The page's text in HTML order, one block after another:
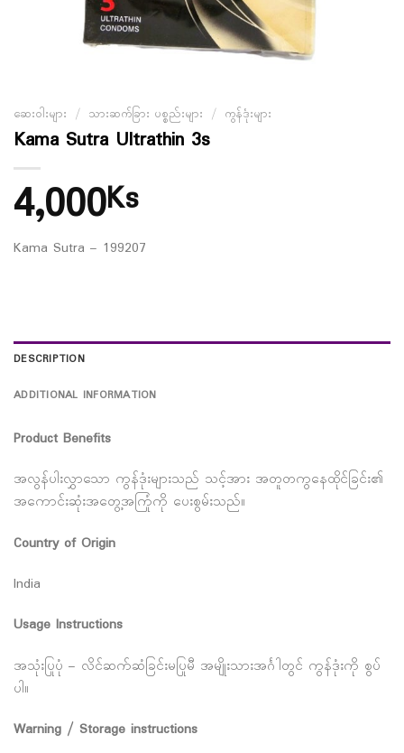
ဆေးဝါးများ / သားဆက်ခြား ပစ္စည်းများ / ကွန်ဒုံးများ
Kama Sutra Ultrathin 3s
4,000Ks
Kama Sutra – 199207
DESCRIPTION
ADDITIONAL INFORMATION
Product Benefits
အလွန်ပါးလွှာသော ကွန်ဒုံးများသည် သင့်အား အတူတကွနေထိုင်ခြင်း၏
အကောင်းဆုံးအတွေ့အကြုံကို ပေးစွမ်းသည်။
Country of Origin
India
Usage Instructions
အသုံးပြုပုံ – လိင်ဆက်ဆံခြင်းမပြုမီ အမျိုးသားအင်္ဂါတွင် ကွန်ဒုံးကို စွပ်
ပါ။
Warning / Storage instructions